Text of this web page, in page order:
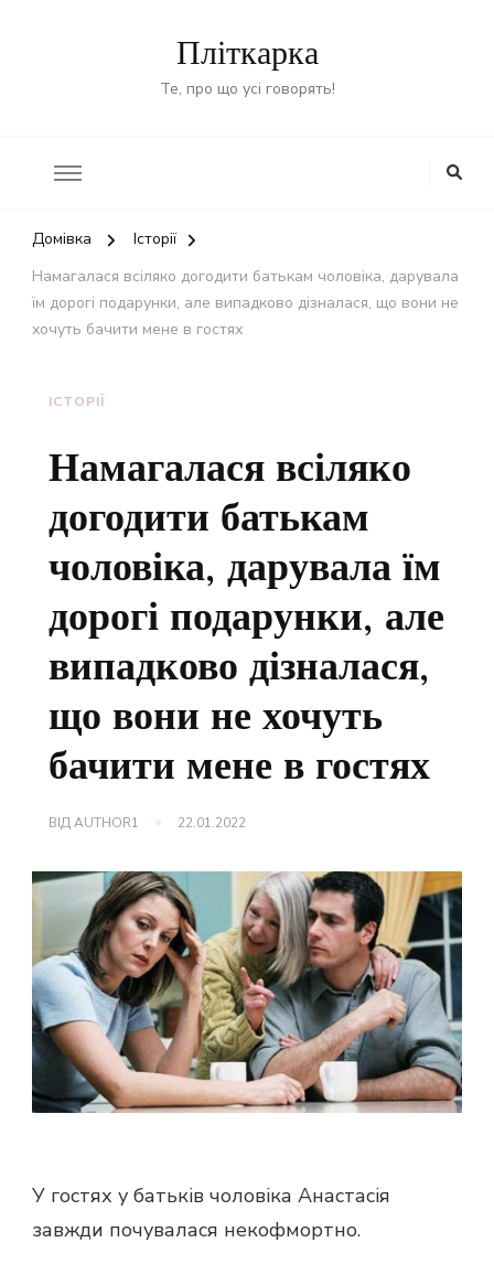
Пліткарка
Те, про що усі говорять!
Домівка
Історії
Намагалася всіляко догодити батькам чоловіка, дарувала
їм дорогі подарунки, але випадково дізналася, що вони не
хочуть бачити мене в гостях
ІСТОРІЇ
Намагалася всіляко
догодити батькам
чоловіка, дарувала їм
дорогі подарунки, але
випадково дізналася,
що вони не хочуть
бачити мене в гостях
ВІДAUTHOR1 22.01.2022
У гостях у батьків чоловіка Анастасія
завжди почувалася некофмортно.